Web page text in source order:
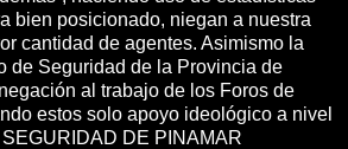
bien posicionado, niegan a nuestra
cantidad de agentes. Asimismo la
de Seguridad de la Provincia de
al trabajo de los Foros de
estos solo apoyo ideológico a nivel
DE PINAMAR